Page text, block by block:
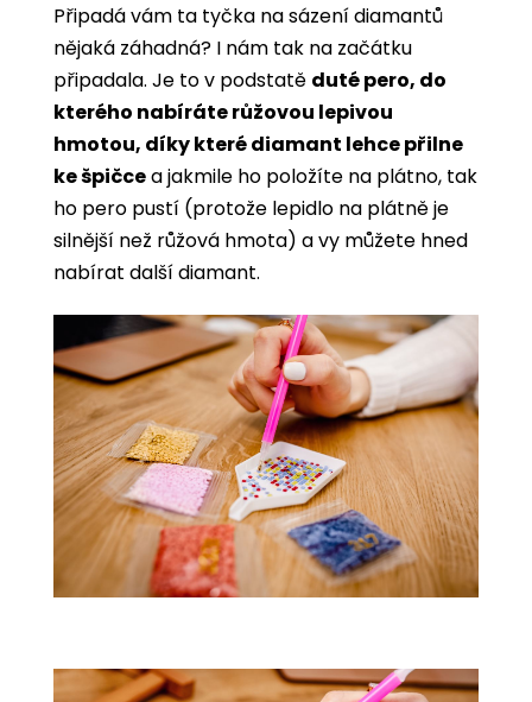
Připadá vám ta tyčka na sázení diamantů
nějaká záhadná? I nám tak na začátku
připadala. Je to v podstatě duté pero, do
kterého nabíráte růžovou lepivou
hmotou, díky které diamant lehce přilne
ke špičcea jakmile ho položíte na plátno, tak
ho pero pustí (protože lepidlo na plátně je
silnější než růžová hmota) a vy můžete hned
nabírat další diamant.